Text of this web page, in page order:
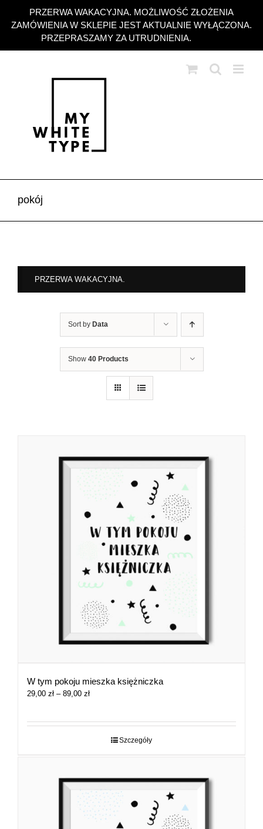
PRZERWA WAKACYJNA. MOŻLIWOŚĆ ZŁOŻENIA
ZAMÓWIENIA W SKLEPIE JEST AKTUALNIE WYŁĄCZONA.
PRZEPRASZAMY ZA UTRUDNIENIA.
zawartości
pokój
PRZERWA WAKACYJNA.
Sort by Data
Show 40 Products
W tym pokoju mieszka księżniczka
29,00 zł – 89,00 złZakres
29,00 zł
Szczegóły